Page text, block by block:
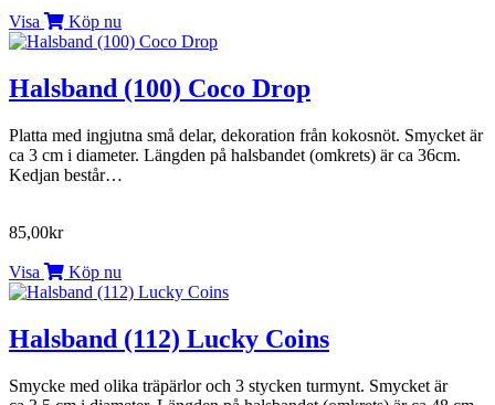
Visa Köp nu
Halsband (100) Coco Drop
Platta med ingjutna små delar, dekoration från kokosnöt. Smycket är
ca 3 cm i diameter. Längden på halsbandet (omkrets) är ca 36cm.
Kedjan består…
85,00kr
Visa Köp nu
Halsband (112) Lucky Coins
Smycke med olika träpärlor och 3 stycken turmynt. Smycket är